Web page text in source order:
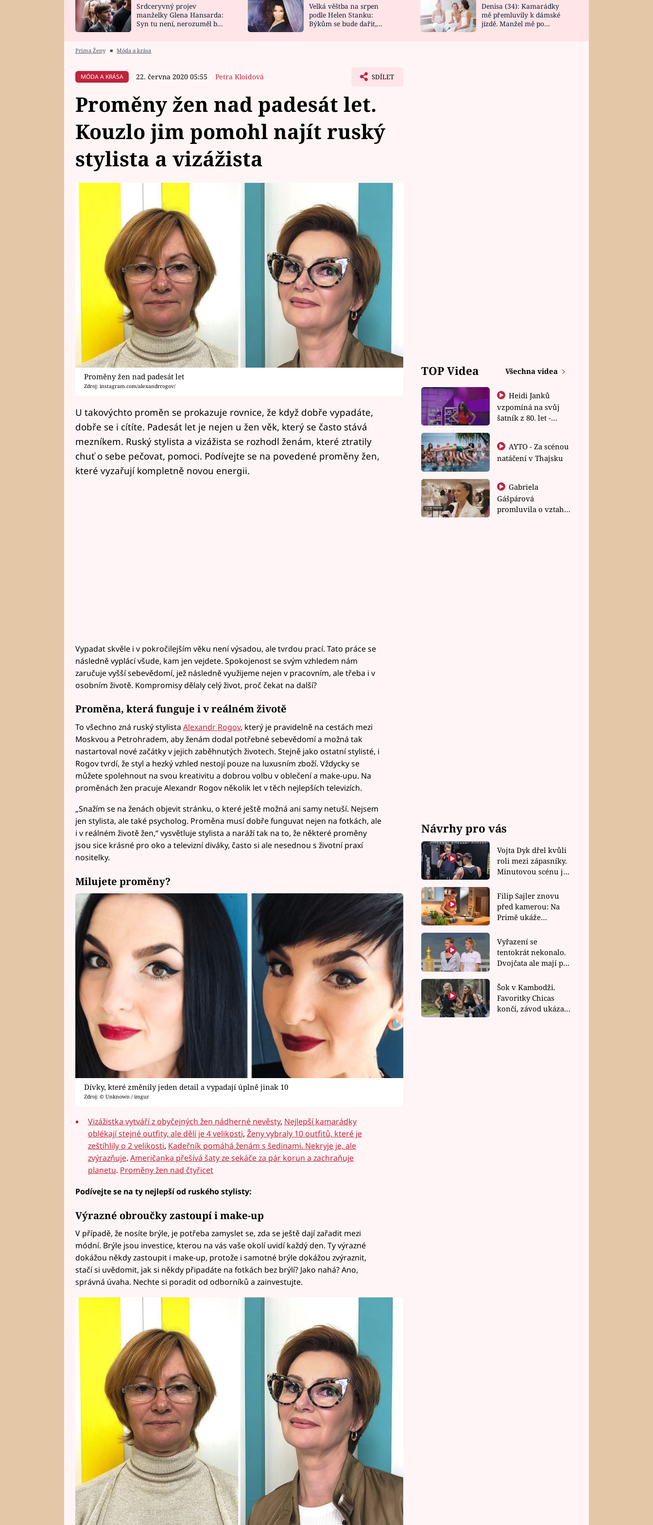
HOROSKOP NA
CELEBRITY
VAŘENÍ
NOVINKY
VIDEORECEPTY
DESIGN
Srdceryvný projev
manželky Glena Hansarda:
Syn tu není, nerozuměl by
Velká věštba na srpen
podle Helen Stanku:
Býkům se bude dařit,
Denisa (34): Kamarádky
mě přemluvily k dámské
jízdě. Manžel mě po
Prima Ženy ■ Móda a krása
MÓDA A KRÁSA 22. června 2020 05:55 Petra Kloidová SDÍLET
Proměny žen nad padesát let.
Kouzlo jim pomohl najít ruský
stylista a vizážista
Proměny žen nad padesát let
Zdroj: instagram.com/alexandrrogov/
U takovýchto proměn se prokazuje rovnice, že když dobře vypadáte,
dobře se i cítíte. Padesát let je nejen u žen věk, který se často stává
mezníkem. Ruský stylista a vizážista se rozhodl ženám, které ztratily
chuť o sebe pečovat, pomoci. Podívejte se na povedené proměny žen,
které vyzařují kompletně novou energii.
Vypadat skvěle i v pokročilejším věku není výsadou, ale tvrdou prací. Tato práce se
následně vyplácí všude, kam jen vejdete. Spokojenost se svým vzhledem nám
zaručuje vyšší sebevědomí, jež následně využijeme nejen v pracovním, ale třeba i v
osobním životě. Kompromisy dělaly celý život, proč čekat na další?
Proměna, která funguje i v reálném životě
To všechno zná ruský stylista Alexandr Rogov, který je pravidelně na cestách mezi
Moskvou a Petrohradem, aby ženám dodal potřebné sebevědomí a možná tak
nastartoval nové začátky v jejich zaběhnutých životech. Stejně jako ostatní stylisté, i
Rogov tvrdí, že styl a hezký vzhled nestojí pouze na luxusním zboží. Vždycky se
můžete spolehnout na svou kreativitu a dobrou volbu v oblečení a make-upu. Na
proměnách žen pracuje Alexandr Rogov několik let v těch nejlepších televizích.
„Snažím se na ženách objevit stránku, o které ještě možná ani samy netuší. Nejsem
jen stylista, ale také psycholog. Proměna musí dobře funguvat nejen na fotkách, ale
i v reálném životě žen,“ vysvětluje stylista a naráží tak na to, že některé proměny
jsou sice krásné pro oko a televizní diváky, často si ale nesednou s životní praxí
nositelky.
Milujete proměny?
Dívky, které změnily jeden detail a vypadají úplně jinak 10
Zdroj: © Unknown / imgur
Vizážistka vytváří z obyčejných žen nádherné nevěsty, Nejlepší kamarádky
oblékají stejné outfity, ale dělí je 4 velikosti, Ženy vybraly 10 outfitů, které je
zeštíhlily o 2 velikosti, Kadeřník pomáhá ženám s šedinami. Nekryje je, ale
zvýrazňuje. Američanka přešívá šaty ze sekáče za pár korun a zachraňuje
planetu. Proměny žen nad čtyřicet
Podívejte se na ty nejlepší od ruského stylisty:
Výrazné obroučky zastoupí i make-up
V případě, že nosíte brýle, je potřeba zamyslet se, zda se ještě dají zařadit mezi
módní. Brýle jsou investice, kterou na vás vaše okolí uvidí každý den. Ty výrazné
dokážou někdy zastoupit i make-up, protože i samotné brýle dokážou zvýraznit,
stačí si uvědomit, jak si někdy připadáte na fotkách bez brýlí? Jako nahá? Ano,
správná úvaha. Nechte si poradit od odborníků a zainvestujte.
TOP Videa Všechna videa
Heidi Janků
vzpomíná na svůj
šatník z 80. let -
natáčení v Thajsku
Gabriela
Gášpárová
promluvila o vztahu
Návrhy pro vás
Vojta Dyk dřel kvůli
roli mezi zápasníky.
Minutovou scénu jel
Filip Sajler znovu
před kamerou: Na
Primě ukáže
rychlé recepty
Vyřazení se
tentokrát nekonalo.
Dvojčata ale mají po
závodu nůž na krku
Šok v Kambodži.
Favoritky Chicas
končí, závod ukázal